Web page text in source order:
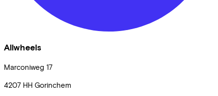
Allwheels
Marconiweg 17
4207 HH Gorinchem